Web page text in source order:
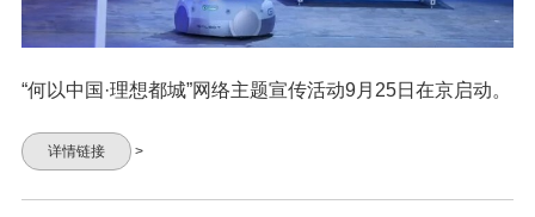
“何以中国·理想都城”网络主题宣传活动9月25日在京启动。
详情链接 >